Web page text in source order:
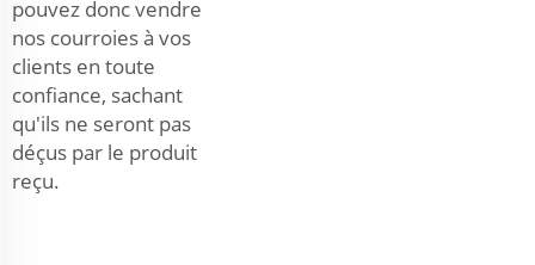
pouvez donc vendre
nos courroies à vos
clients en toute
confiance, sachant
qu'ils ne seront pas
déçus par le produit
reçu.